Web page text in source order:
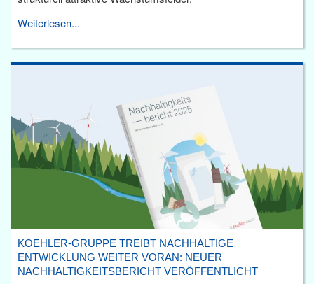
Weiterlesen...
KOEHLER-GRUPPE TREIBT NACHHALTIGE
ENTWICKLUNG WEITER VORAN: NEUER
NACHHALTIGKEITSBERICHT VERÖFFENTLICHT